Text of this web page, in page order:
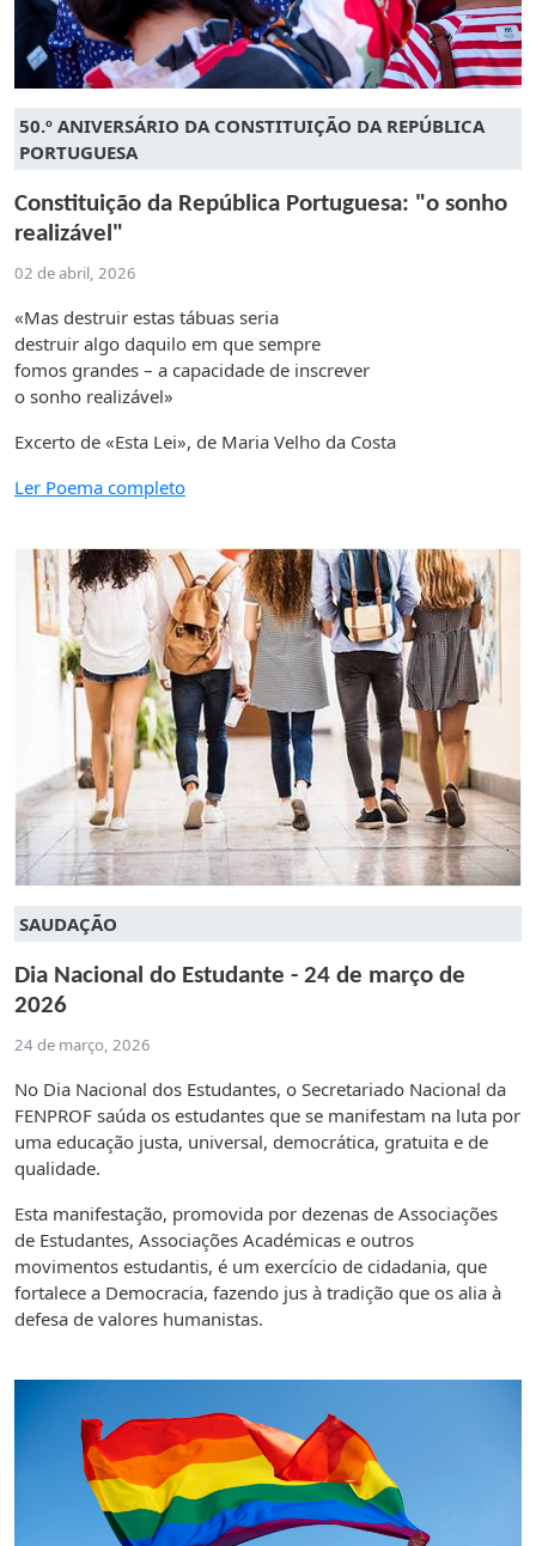
50.º ANIVERSÁRIO DA CONSTITUIÇÃO DA REPÚBLICA
PORTUGUESA
Constituição da República Portuguesa: "o sonho
realizável"
02 de abril, 2026
«Mas destruir estas tábuas seria
destruir algo daquilo em que sempre
fomos grandes – a capacidade de inscrever
o sonho realizável»
Excerto de «Esta Lei», de Maria Velho da Costa
Ler Poema completo
SAUDAÇÃO
Dia Nacional do Estudante - 24 de março de
2026
24 de março, 2026
No Dia Nacional dos Estudantes, o Secretariado Nacional da
FENPROF saúda os estudantes que se manifestam na luta por
uma educação justa, universal, democrática, gratuita e de
qualidade.
Esta manifestação, promovida por dezenas de Associações
de Estudantes, Associações Académicas e outros
movimentos estudantis, é um exercício de cidadania, que
fortalece a Democracia, fazendo jus à tradição que os alia à
defesa de valores humanistas.